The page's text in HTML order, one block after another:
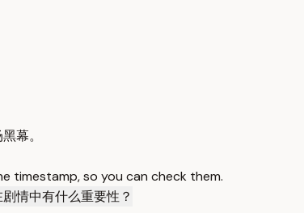
幕。
timestamp, so you can check them.
情中有什么重要性？